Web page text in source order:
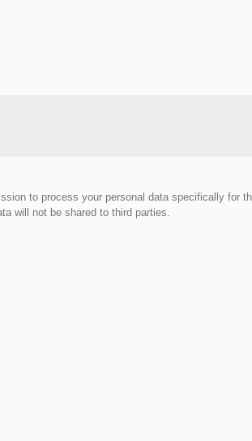
to process your personal data specifically for
will not be shared to third parties.